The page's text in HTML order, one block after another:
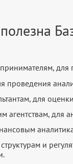
проведения
для
агентствам, для
и